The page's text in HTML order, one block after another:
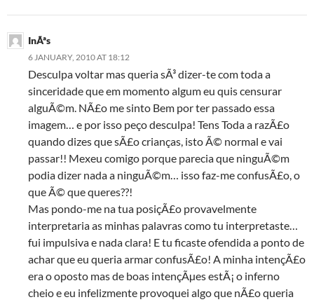
InÃªs
6 JANUARY, 2010 AT 18:12
Desculpa voltar mas queria sÃ³ dizer-te com toda a
sinceridade que em momento algum eu quis censurar
alguÃ©m. NÃ£o me sinto Bem por ter passado essa
imagem… e por isso peço desculpa! Tens Toda a razÃ£o
quando dizes que sÃ£o crianças, isto Ã© normal e vai
passar!! Mexeu comigo porque parecia que ninguÃ©m
podia dizer nada a ninguÃ©m… isso faz-me confusÃ£o, o
que Ã© que queres??!
Mas pondo-me na tua posiçÃ£o provavelmente
interpretaria as minhas palavras como tu interpretaste…
fui impulsiva e nada clara! E tu ficaste ofendida a ponto de
achar que eu queria armar confusÃ£o! A minha intençÃ£o
era o oposto mas de boas intençÃµes estÃ¡ o inferno
cheio e eu infelizmente provoquei algo que nÃ£o queria